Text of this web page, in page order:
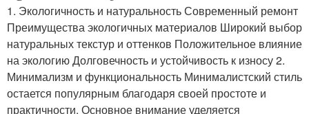
1. Экологичность и натуральность Современный ремонт
Преимущества экологичных материалов Широкий выбор
натуральных текстур и оттенков Положительное влияние
на экологию Долговечность и устойчивость к износу 2.
Минимализм и функциональность Минималистский стиль
остается популярным благодаря своей простоте и
практичности. Основное внимание уделяется